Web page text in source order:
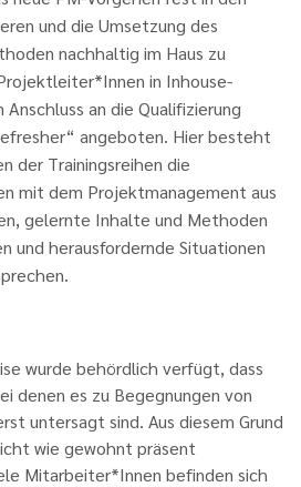
und die Umsetzung des
nachhaltig im Haus zu
in Inhouse-
an die Qualifizierung
angeboten. Hier besteht
der Trainingsreihen die
mit dem Projektmanagement aus
gelernte Inhalte und Methoden
und herausfordernde Situationen
wurde behördlich verfügt, dass
denen es zu Begegnungen von
untersagt sind. Aus diesem Grund
wie gewohnt präsent
Mitarbeiter*Innen befinden sich